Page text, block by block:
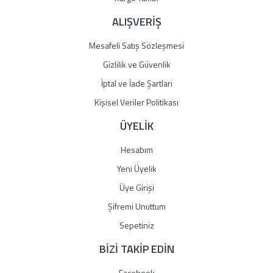
ALIŞVERİŞ
Mesafeli Satış Sözleşmesi
Gizlilik ve Güvenlik
İptal ve İade Şartları
Kişisel Veriler Politikası
ÜYELİK
Hesabım
Yeni Üyelik
Üye Girişi
Şifremi Unuttum
Sepetiniz
BİZİ TAKİP EDİN